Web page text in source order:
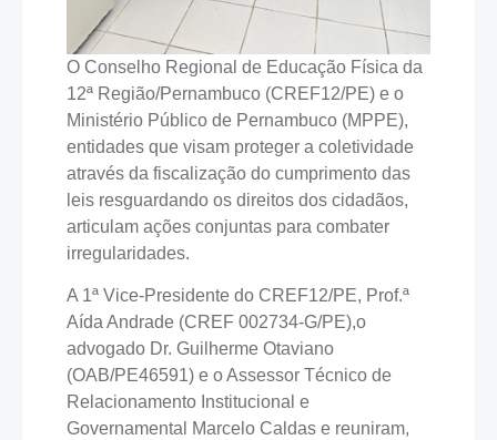
O Conselho Regional de Educação Física da
12ª Região/Pernambuco (CREF12/PE) e o
Ministério Público de Pernambuco (MPPE),
entidades que visam proteger a coletividade
através da fiscalização do cumprimento das
leis resguardando os direitos dos cidadãos,
articulam ações conjuntas para combater
irregularidades.
A 1ª Vice-Presidente do CREF12/PE, Prof.ª
Aída Andrade (CREF 002734-G/PE),o
advogado Dr. Guilherme Otaviano
(OAB/PE46591) e o Assessor Técnico de
Relacionamento Institucional e
Governamental Marcelo Caldas e reuniram,